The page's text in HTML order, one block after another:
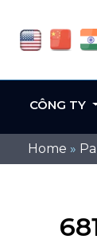
Home »
CÔNG TY